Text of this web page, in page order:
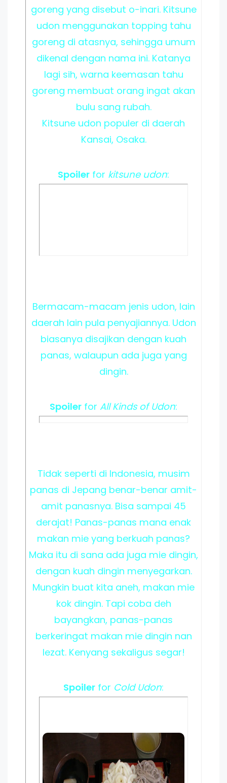
goreng yang disebut o-inari. Kitsune
udon menggunakan topping tahu
goreng di atasnya, sehingga umum
dikenal dengan nama ini. Katanya
lagi sih, warna keemasan tahu
goreng membuat orang ingat akan
bulu sang rubah.
Kitsune udon populer di daerah
Kansai, Osaka.
Spoiler for kitsune udon:
Bermacam-macam jenis udon, lain
daerah lain pula penyajiannya. Udon
biasanya disajikan dengan kuah
panas, walaupun ada juga yang
dingin.
Spoiler for All Kinds of Udon:
Tidak seperti di Indonesia, musim
panas di Jepang benar-benar amit-
amit panasnya. Bisa sampai 45
derajat! Panas-panas mana enak
makan mie yang berkuah panas?
Maka itu di sana ada juga mie dingin,
dengan kuah dingin menyegarkan.
Mungkin buat kita aneh, makan mie
kok dingin. Tapi coba deh
bayangkan, panas-panas
berkeringat makan mie dingin nan
lezat. Kenyang sekaligus segar!
Spoiler for Cold Udon: